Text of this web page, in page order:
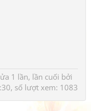
1 lần, lần cuối bởi
số lượt xem: 1083